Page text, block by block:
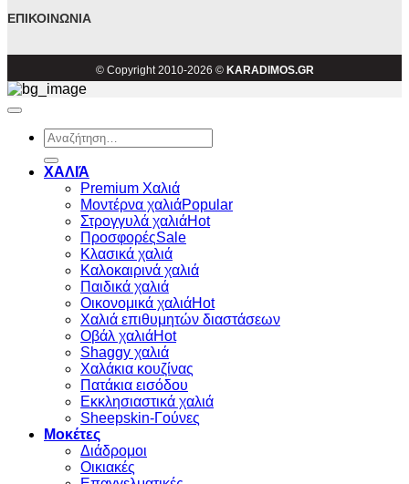
ΕΠΙΚΟΙΝΩΝΊΑ
© Copyright 2010-2026 © KARADIMOS.GR
Αναζήτηση
για:
ΧΑΛΙΆ
Premium Χαλιά
Μοντέρνα χαλιά
Στρογγυλά χαλιά
Προσφορές
Κλασικά χαλιά
Καλοκαιρινά χαλιά
Παιδικά χαλιά
Οικονομικά χαλιά
Χαλιά επιθυμητών διαστάσεων
Οβάλ χαλιά
Shaggy χαλιά
Χαλάκια κουζίνας
Πατάκια εισόδου
Εκκλησιαστικά χαλιά
Sheepskin-Γούνες
Μοκέτες
Διάδρομοι
Οικιακές